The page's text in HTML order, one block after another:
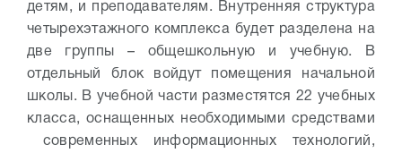
детям, и преподавателям. Внутренняя структура
четырехэтажного комплекса будет разделена на
две группы – общешкольную и учебную. В
отдельный блок войдут помещения начальной
школы. В учебной части разместятся 22 учебных
класса, оснащенных необходимыми средствами
современных информационных технологий,